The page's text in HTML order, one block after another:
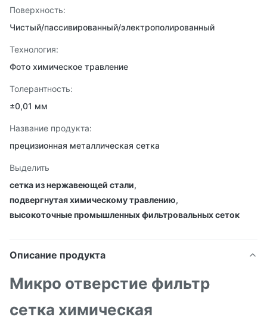
Поверхность:
Чистый/пассивированный/электрополированный
Технология:
Фото химическое травление
Толерантность:
±0,01 мм
Название продукта:
прецизионная металлическая сетка
Выделить
сетка из нержавеющей стали,
подвергнутая химическому травлению,
высокоточные промышленных фильтровальных сеток
Описание продукта
Микро отверстие фильтр
сетка химическая